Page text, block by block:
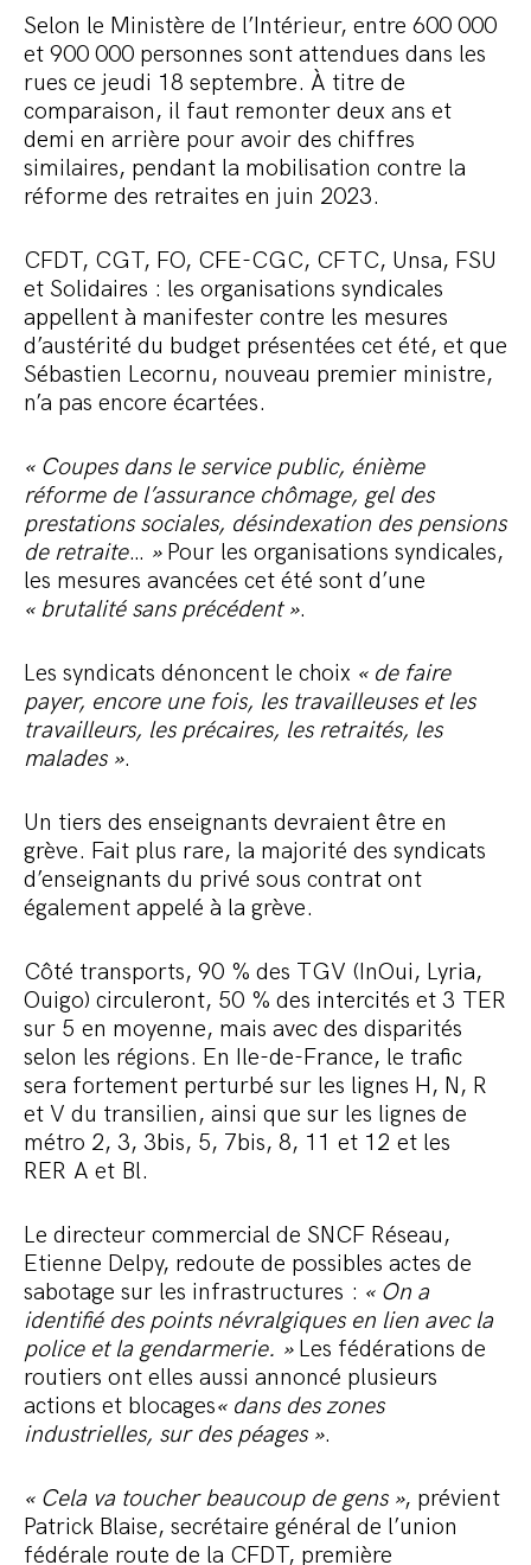
Selon le Ministère de l’Intérieur, entre 600 000
et 900 000 personnes sont attendues dans les
rues ce jeudi 18 septembre. À titre de
comparaison, il faut remonter deux ans et
demi en arrière pour avoir des chiffres
similaires, pendant la mobilisation contre la
réforme des retraites en juin 2023.
CFDT, CGT, FO, CFE-CGC, CFTC, Unsa, FSU
et Solidaires : les organisations syndicales
appellent à manifester contre les mesures
d’austérité du budget présentées cet été, et que
Sébastien Lecornu, nouveau premier ministre,
n’a pas encore écartées.
« Coupes dans le service public, énième
réforme de l’assurance chômage, gel des
prestations sociales, désindexation des pensions
de retraite… »Pour les organisations syndicales,
les mesures avancées cet été sont d’une
« brutalité sans précédent ».
Les syndicats dénoncent le choix « de faire
payer, encore une fois, les travailleuses et les
travailleurs, les précaires, les retraités, les
malades ».
Un tiers des enseignants devraient être en
grève. Fait plus rare, la majorité des syndicats
d’enseignants du privé sous contrat ont
également appelé à la grève.
Côté transports, 90 % des TGV (InOui, Lyria,
Ouigo) circuleront, 50 % des intercités et 3 TER
sur 5 en moyenne, mais avec des disparités
selon les régions. En Ile-de-France, le trafic
sera fortement perturbé sur les lignes H, N, R
et V du transilien, ainsi que sur les lignes de
métro 2, 3, 3bis, 5, 7bis, 8, 11 et 12 et les
RER A et Bl.
Le directeur commercial de SNCF Réseau,
Etienne Delpy, redoute de possibles actes de
sabotage sur les infrastructures : « On a
identifié des points névralgiques en lien avec la
police et la gendarmerie. »Les fédérations de
routiers ont elles aussi annoncé plusieurs
actions et blocages« dans des zones
industrielles, sur des péages ».
« Cela va toucher beaucoup de gens », prévient
Patrick Blaise, secrétaire général de l’union
fédérale route de la CFDT, première